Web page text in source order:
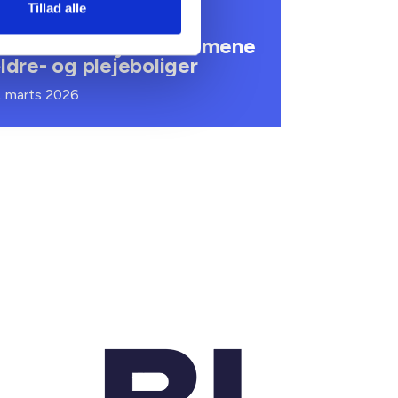
Tillad alle
lejemål i almene
og plejeboliger
marts 2026